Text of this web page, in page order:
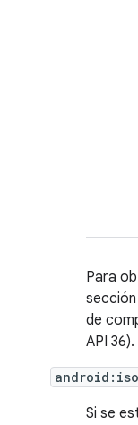
Para
sección
de
API 36).
Si se